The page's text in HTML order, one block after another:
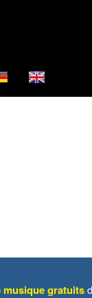
musique gratuits